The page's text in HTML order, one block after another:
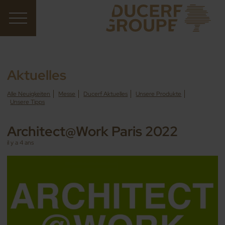
Aktuelles
Alle Neuigkeiten Messe Ducerf Aktuelles
Unsere Produkte
Unsere Tipps
Architect@Work Paris 2022
il y a 4 ans